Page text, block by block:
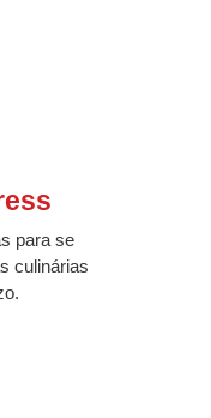
para se
culinárias